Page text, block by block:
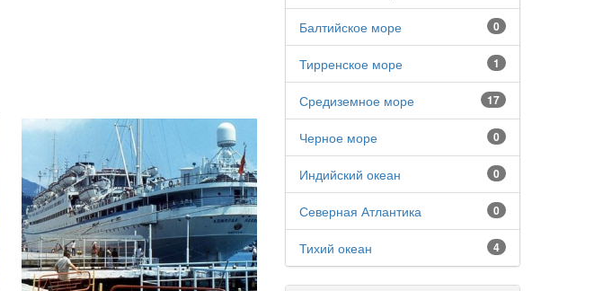
0
Балтийское море
1
Тирренское море
17
Средиземное море
0
Черное море
0
Индийский океан
0
Северная Атлантика
4
Тихий океан